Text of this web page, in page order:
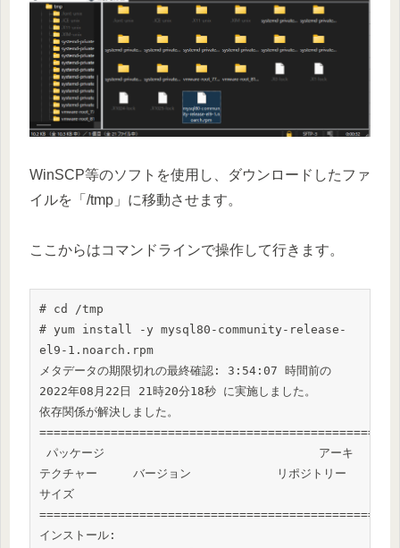
WinSCP等のソフトを使用し、ダウンロードしたファ
イルを「/tmp」に移動させます。
ここからはコマンドラインで操作して行きます。
# cd /tmp
# yum install -y mysql80-community-release-
el9-1.noarch.rpm
メタデータの期限切れの最終確認: 3:54:07 時間前の
2022年08月22日 21時20分18秒 に実施しました。
依存関係が解決しました。
テクチャー     バージョン            リポジトリー
サイズ
インストール: